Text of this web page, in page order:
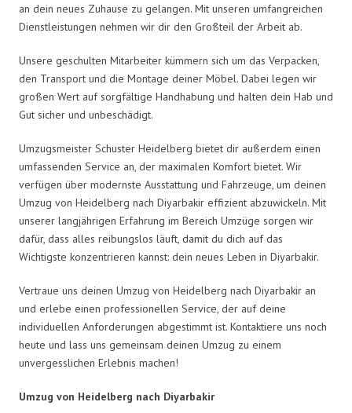
an dein neues Zuhause zu gelangen. Mit unseren umfangreichen
Dienstleistungen nehmen wir dir den Großteil der Arbeit ab.
Unsere geschulten Mitarbeiter kümmern sich um das Verpacken,
den Transport und die Montage deiner Möbel. Dabei legen wir
großen Wert auf sorgfältige Handhabung und halten dein Hab und
Gut sicher und unbeschädigt.
Umzugsmeister Schuster Heidelberg bietet dir außerdem einen
umfassenden Service an, der maximalen Komfort bietet. Wir
verfügen über modernste Ausstattung und Fahrzeuge, um deinen
Umzug von Heidelberg nach Diyarbakir effizient abzuwickeln. Mit
unserer langjährigen Erfahrung im Bereich Umzüge sorgen wir
dafür, dass alles reibungslos läuft, damit du dich auf das
Wichtigste konzentrieren kannst: dein neues Leben in Diyarbakir.
Vertraue uns deinen Umzug von Heidelberg nach Diyarbakir an
und erlebe einen professionellen Service, der auf deine
individuellen Anforderungen abgestimmt ist. Kontaktiere uns noch
heute und lass uns gemeinsam deinen Umzug zu einem
unvergesslichen Erlebnis machen!
Umzug von Heidelberg nach Diyarbakir